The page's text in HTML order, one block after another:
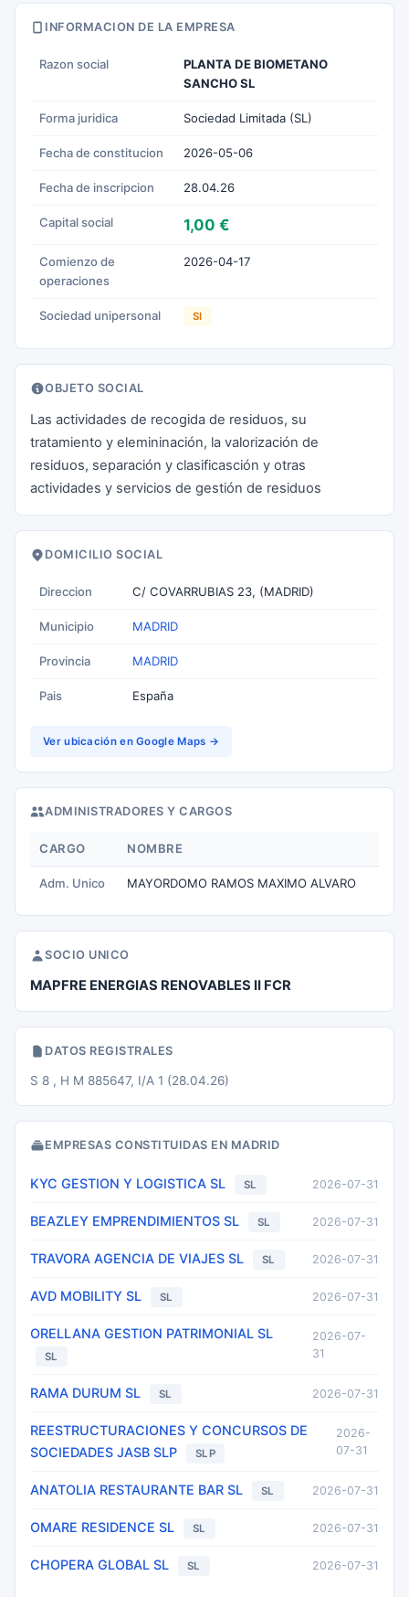
INFORMACION DE LA EMPRESA
Razon social
PLANTA DE BIOMETANO
SANCHO SL
Forma juridica Sociedad Limitada (SL)
Fecha de constitucion 2026-05-06
Fecha de inscripcion 28.04.26
Capital social 1,00 €
Comienzo de
operaciones
2026-04-17
Sociedad unipersonal SI
OBJETO SOCIAL
Las actividades de recogida de residuos, su
tratamiento y elemininación, la valorización de
residuos, separación y clasificasción y otras
actividades y servicios de gestión de residuos
DOMICILIO SOCIAL
Direccion C/ COVARRUBIAS 23, (MADRID)
Municipio MADRID
Provincia MADRID
Pais España
Ver ubicación en Google Maps →
ADMINISTRADORES Y CARGOS
CARGO NOMBRE
Adm. Unico MAYORDOMO RAMOS MAXIMO ALVARO
SOCIO UNICO
MAPFRE ENERGIAS RENOVABLES II FCR
DATOS REGISTRALES
S 8 , H M 885647, I/A 1 (28.04.26)
EMPRESAS CONSTITUIDAS EN MADRID
KYC GESTION Y LOGISTICA SL SL 2026-07-31
BEAZLEY EMPRENDIMIENTOS SL SL 2026-07-31
TRAVORA AGENCIA DE VIAJES SL SL 2026-07-31
AVD MOBILITY SL SL 2026-07-31
ORELLANA GESTION PATRIMONIAL SL
SL
2026-07-
31
RAMA DURUM SL SL 2026-07-31
REESTRUCTURACIONES Y CONCURSOS DE
SOCIEDADES JASB SLP
SLP
2026-
07-31
ANATOLIA RESTAURANTE BAR SL SL 2026-07-31
OMARE RESIDENCE SL SL 2026-07-31
CHOPERA GLOBAL SL SL 2026-07-31